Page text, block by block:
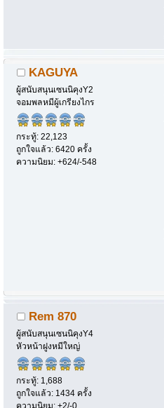
KAGUYA
ผู้สนับสนุนเซนนิคุงY2
จอมพลหมีผู้เกรียงไกร
กระทู้: 22,123
ถูกใจแล้ว: 6420 ครั้ง
ความนิยม: +624/-548
Rem 870
ผู้สนับสนุนเซนนิคุงY4
หัวหน้าฝูงหมีใหญ่
กระทู้: 1,688
ถูกใจแล้ว: 1434 ครั้ง
ความนิยม: +2/-0